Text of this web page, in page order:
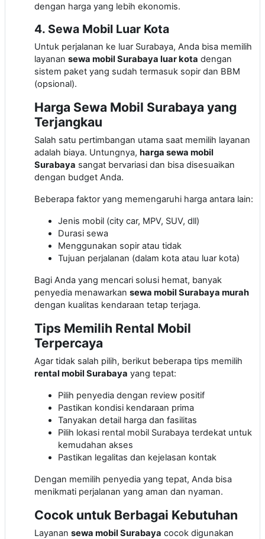
dengan harga yang lebih ekonomis.
4. Sewa Mobil Luar Kota
Untuk perjalanan ke luar Surabaya, Anda bisa memilih
layanan sewa mobil Surabaya luar kota dengan
sistem paket yang sudah termasuk sopir dan BBM
(opsional).
Harga Sewa Mobil Surabaya yang
Terjangkau
Salah satu pertimbangan utama saat memilih layanan
adalah biaya. Untungnya, harga sewa mobil
Surabaya sangat bervariasi dan bisa disesuaikan
dengan budget Anda.
Beberapa faktor yang memengaruhi harga antara lain:
Jenis mobil (city car, MPV, SUV, dll)
Durasi sewa
Menggunakan sopir atau tidak
Tujuan perjalanan (dalam kota atau luar kota)
Bagi Anda yang mencari solusi hemat, banyak
penyedia menawarkan sewa mobil Surabaya murah
dengan kualitas kendaraan tetap terjaga.
Tips Memilih Rental Mobil
Terpercaya
Agar tidak salah pilih, berikut beberapa tips memilih
rental mobil Surabaya yang tepat:
Pilih penyedia dengan review positif
Pastikan kondisi kendaraan prima
Tanyakan detail harga dan fasilitas
Pilih lokasi rental mobil Surabaya terdekat untuk
kemudahan akses
Pastikan legalitas dan kejelasan kontak
Dengan memilih penyedia yang tepat, Anda bisa
menikmati perjalanan yang aman dan nyaman.
Cocok untuk Berbagai Kebutuhan
Layanan sewa mobil Surabaya cocok digunakan